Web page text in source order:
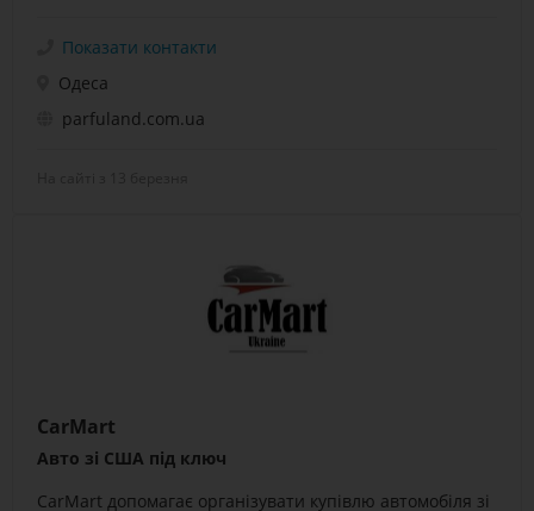
Показати контакти
Одеса
parfuland.com.ua
CarMart
Авто зі США під ключ
CarMart допомагає організувати купівлю автомобіля зі